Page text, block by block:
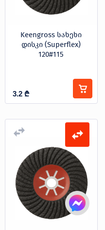
Keengross სახეხი
დისკი (Superflex)
120#115
3.2 ₾